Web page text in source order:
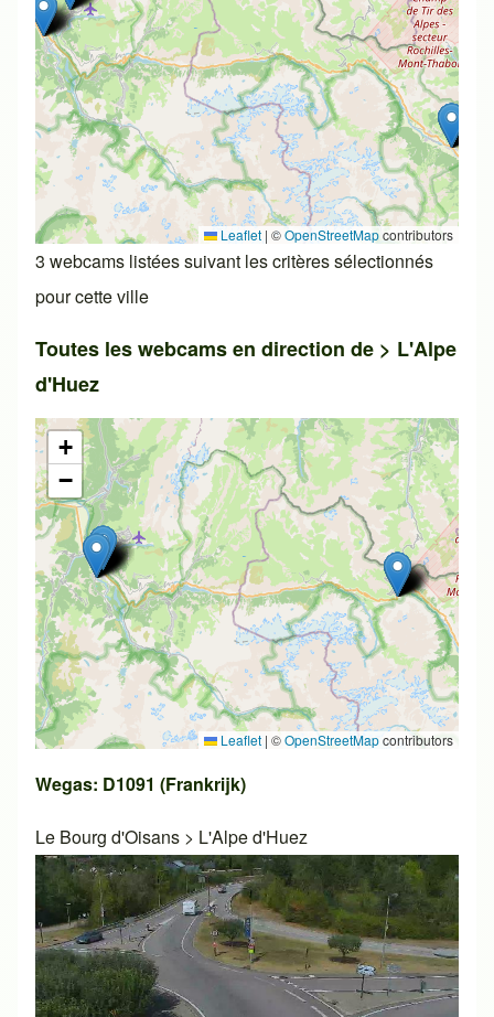
Leaflet | ©OpenStreetMapcontributors
3 webcams listées suivant les critères sélectionnés
pour cette ville
Toutes les webcams en direction de > L'Alpe
d'Huez
+
−
Leaflet | ©OpenStreetMapcontributors
Wegas: D1091 (Frankrijk)
Le Bourg d'Oisans > L'Alpe d'Huez